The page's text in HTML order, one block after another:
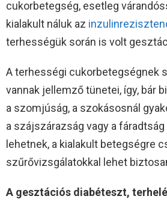
cukorbetegség, esetleg
kialakult náluk az
terhességük során is volt
A terhességi cukorbetegségnek
vannak jellemző tünetei, így, bár
a szomjúság, a szokásosnál
a szájszárazság vagy a
lehetnek, a kialakult betegségre
szűrővizsgálatokkal lehet
A gesztációs diabéteszt,